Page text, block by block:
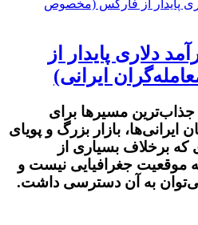
دلاری پایدار از
ایرانی)
مسیرها برای
بازار بزرگ و پویای
برخلاف بسیاری از
موقعیت جغرافیایی نیست و
می‌توان به آن دسترسی داشت.